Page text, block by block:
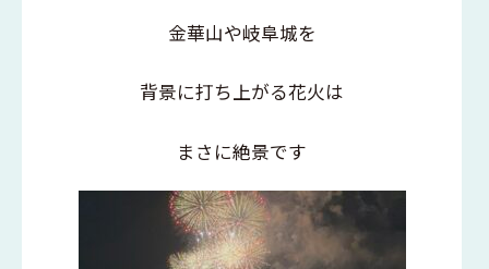
金華山や岐阜城を
背景に打ち上がる花火は
まさに絶景です